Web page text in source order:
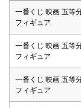
一番くじ 映画 五等
フィギュア
一番くじ 映画 五等
フィギュア
一番くじ 映画 五等
フィギュア